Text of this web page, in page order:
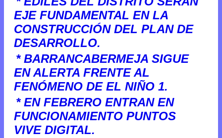
EJE FUNDAMENTAL EN LA
CONSTRUCCIÓN DEL PLAN DE
DESARROLLO.
* BARRANCABERMEJA SIGUE
EN ALERTA FRENTE AL
FENÓMENO DE EL NIÑO 1.
* EN FEBRERO ENTRAN EN
FUNCIONAMIENTO PUNTOS
VIVE DIGITAL.